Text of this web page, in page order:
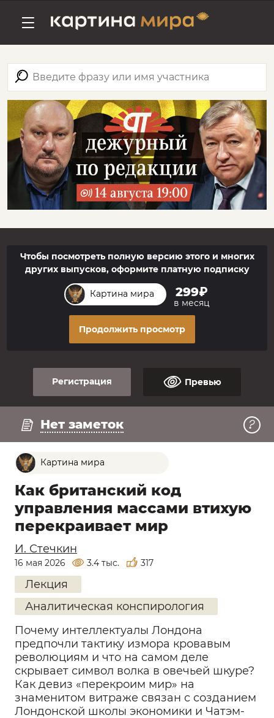
Чтобы посмотреть полную версию этого и многих
других выпусков, оформите платную подписку
Картина мира 299₽
в месяц
Продолжить просмотр
Регистрация Смотреть превью
Регистрация Превью
Нет заметок
Картина мира
Как британский код
управления массами втихую
перекраивает мир
И. Стечкин
16 мая 2026 3.4 тыс. 317
Лекция
Аналитическая конспирология
Почему интеллектуалы Лондона
предпочли тактику измора кровавым
революциям и что на самом деле
скрывает символ волка в овечьей шкуре?
Как девиз «перекроим мир» на
знаменитом витраже связан с созданием
Лондонской школы экономики и Чатэм-